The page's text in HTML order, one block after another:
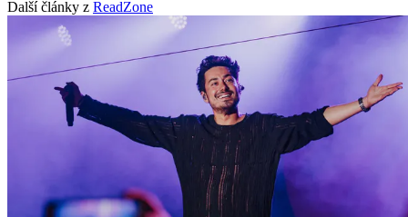
Další články z ReadZone